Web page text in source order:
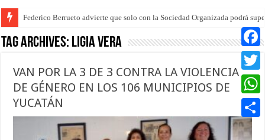
Federico Berrueto advierte que solo con la Sociedad Organizada podrá
Tag Archives: Ligia Vera
VAN POR LA 3 DE 3 CONTRA LA VIOLENCIA
DE GÉNERO EN LOS 106 MUNICIPIOS DE
YUCATÁN
Twitter